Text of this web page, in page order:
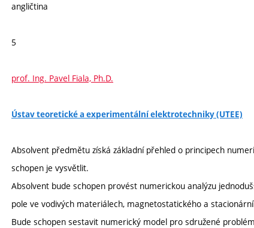
angličtina
5
prof. Ing. Pavel Fiala, Ph.D.
Ústav teoretické a experimentální elektrotechniky (UTEE)
Absolvent předmětu získá základní přehled o principech
schopen je vysvětlit.
Absolvent bude schopen provést numerickou analýzu
pole ve vodivých materiálech, magnetostatického a
Bude schopen sestavit numerický model pro sdružené